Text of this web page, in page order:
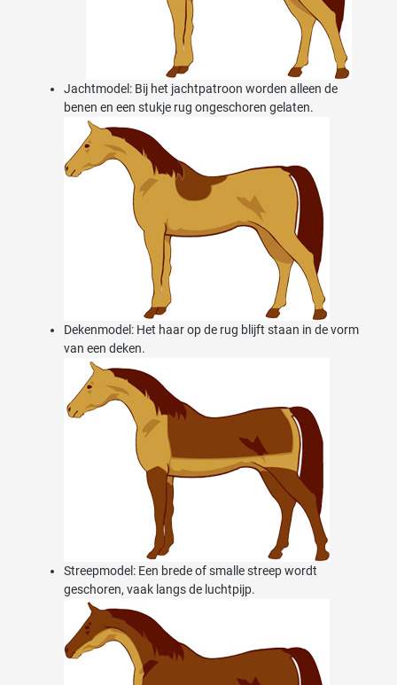
Jachtmodel: Bij het jachtpatroon worden alleen de
benen en een stukje rug ongeschoren gelaten.
Dekenmodel: Het haar op de rug blijft staan in de vorm
van een deken.
Streepmodel: Een brede of smalle streep wordt
geschoren, vaak langs de luchtpijp.